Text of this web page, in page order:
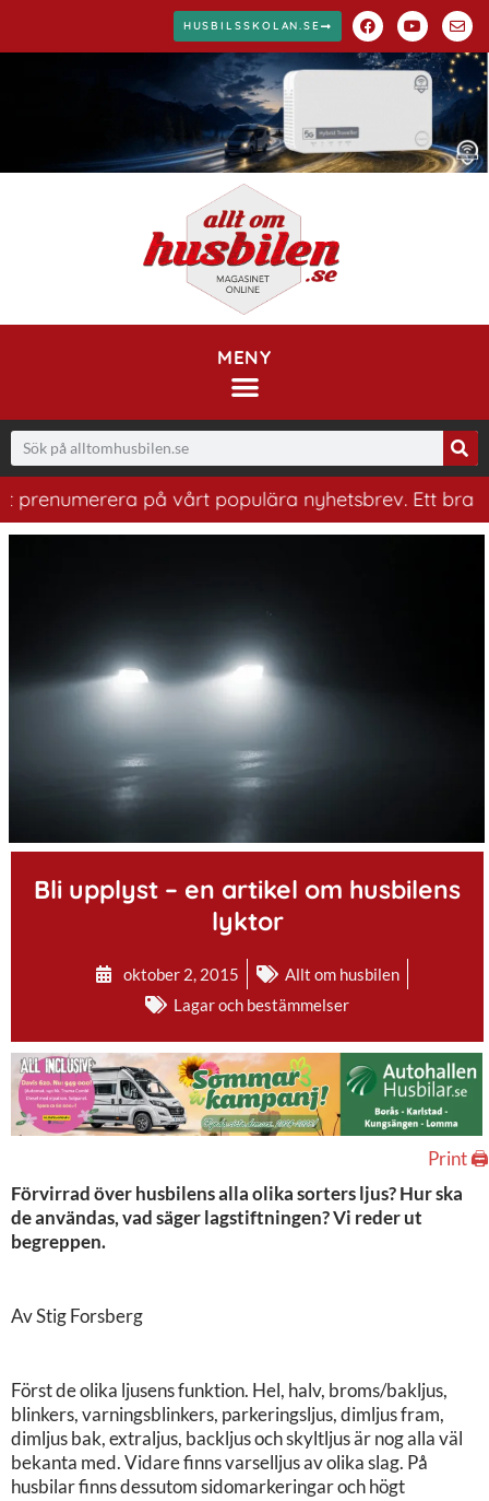
HUSBILSSKOLAN.SE
MENY
på vårt populära nyhetsbrev. Ett bra sätt att
.
Bli upplyst – en artikel om husbilens
lyktor
oktober 2, 2015
Allt om husbilen
Lagar och bestämmelser
Print 🖨
Förvirrad över husbilens alla olika sorters ljus? Hur ska
de användas, vad säger lagstiftningen? Vi reder ut
begreppen.
Av Stig Forsberg
Först de olika ljusens funktion. Hel, halv, broms/bakljus,
blinkers, varningsblinkers, parkeringsljus, dimljus fram,
dimljus bak, extraljus, backljus och skyltljus är nog alla väl
bekanta med. Vidare finns varselljus av olika slag. På
husbilar finns dessutom sidomarkeringar och högt